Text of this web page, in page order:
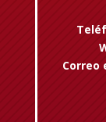
Correo